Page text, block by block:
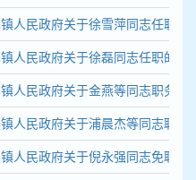
人民政府关于徐雪萍同志任职的
人民政府关于徐磊同志任职的通
人民政府关于金燕等同志职务任
人民政府关于浦晨杰等同志职务
人民政府关于倪永强同志免职的